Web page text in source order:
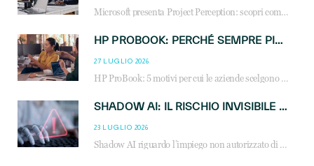
Microsoft presenta Project Perception: scopri come gli agenti AI possono trasformare cybersecurity, SOC e servizi gestiti degli MSP.
HP PROBOOK: PERCHÉ SEMPRE PIÙ AZIENDE SCELGONO NOTEBOOK PROGETTATI PER IL LAVORO MODERNO
27 LUGLIO 2026
HP ProBook: 5 motivi per cui le aziende scelgono i notebook business HP per migliorare produttività, sicurezza e gestione dell’AI.
SHADOW AI: IL RISCHIO INVISIBILE CHE LE AZIENDE POSSONO GOVERNARE
23 LUGLIO 2026
Shadow AI riguardo l’impiego non autorizzato di sistemi AI all’interno dell’azienda. E’ una pratica che si diffonde a partire dai dipendenti fino ai dirigenti e mette a repentaglio la cybersecurity, con costi più elevati per le organizzazioni. Due recenti report illustrano il fenomeno e forniscono dati in merito